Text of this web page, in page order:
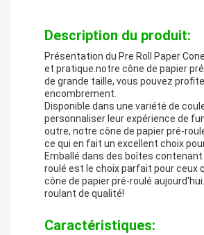
Description du produit:
Présentation du Pre Roll Paper
et pratique.notre cône de papier
de grande taille, vous pouvez
encombrement.
Disponible dans une variété de
personnaliser leur expérience de
outre, notre cône de papier pré-
ce qui en fait un excellent choix
Emballé dans des boîtes
roulé est le choix parfait pour ceux
cône de papier pré-roulé
roulant de qualité!
Caractéristiques: